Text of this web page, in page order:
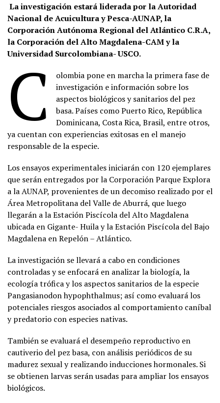
La investigación estará liderada por la Autoridad
Nacional de Acuicultura y Pesca-AUNAP, la
Corporación Autónoma Regional del Atlántico C.R.A,
la Corporación del Alto Magdalena-CAM y la
Universidad Surcolombiana- USCO.
C
olombia pone en marcha la primera fase de
investigación e información sobre los
aspectos biológicos y sanitarios del pez
basa. Países como Puerto Rico, República
Dominicana, Costa Rica, Brasil, entre otros,
ya cuentan con experiencias exitosas en el manejo
responsable de la especie.
Los ensayos experimentales iniciarán con 120 ejemplares
que serán entregados por la Corporación Parque Explora
a la AUNAP, provenientes de un decomiso realizado por el
Área Metropolitana del Valle de Aburrá, que luego
llegarán a la Estación Piscícola del Alto Magdalena
ubicada en Gigante- Huila y la Estación Piscícola del Bajo
Magdalena en Repelón – Atlántico.
La investigación se llevará a cabo en condiciones
controladas y se enfocará en analizar la biología, la
ecología trófica y los aspectos sanitarios de la especie
Pangasianodon hypophthalmus; así como evaluará los
potenciales riesgos asociados al comportamiento caníbal
y predatorio con especies nativas.
También se evaluará el desempeño reproductivo en
cautiverio del pez basa, con análisis periódicos de su
madurez sexual y realizando inducciones hormonales. Si
se obtienen larvas serán usadas para ampliar los ensayos
biológicos.